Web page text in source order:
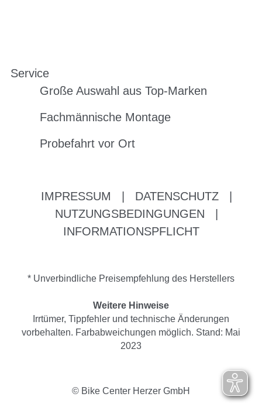
Service
Große Auswahl aus Top-Marken
Fachmännische Montage
Probefahrt vor Ort
IMPRESSUM DATENSCHUTZ
NUTZUNGSBEDINGUNGEN
INFORMATIONSPFLICHT
* Unverbindliche Preisempfehlung des Herstellers
Weitere Hinweise
Irrtümer, Tippfehler und technische Änderungen
vorbehalten. Farbabweichungen möglich. Stand: Mai
2023
© Bike Center Herzer GmbH